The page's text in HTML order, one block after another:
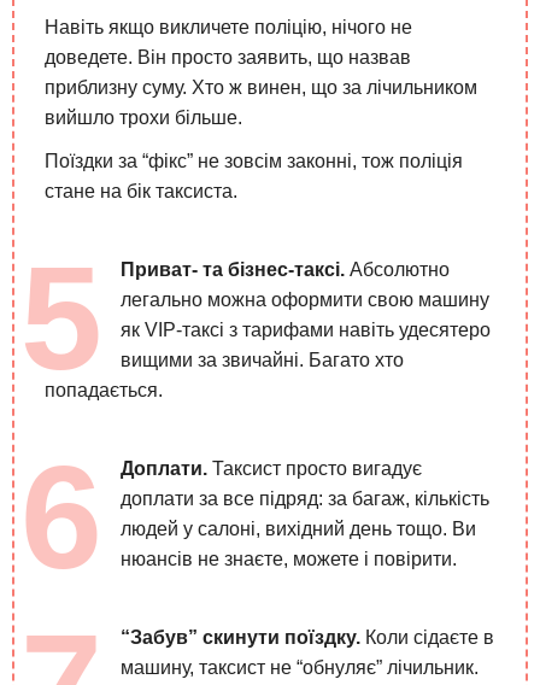
Навіть якщо викличете поліцію, нічого не
доведете. Він просто заявить, що назвав
приблизну суму. Хто ж винен, що за лічильником
вийшло трохи більше.
Поїздки за “фікс” не зовсім законні, тож поліція
стане на бік таксиста.
Приват- та бізнес-таксі. Абсолютно
легально можна оформити свою машину
як VIP-таксі з тарифами навіть удесятеро
вищими за звичайні. Багато хто
попадається.
Доплати. Таксист просто вигадує
доплати за все підряд: за багаж, кількість
людей у салоні, вихідний день тощо. Ви
нюансів не знаєте, можете і повірити.
“Забув” скинути поїздку. Коли сідаєте в
машину, таксист не “обнуляє” лічильник.